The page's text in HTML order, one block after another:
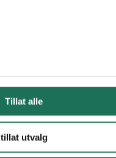
Tillat alle
tillat utvalg